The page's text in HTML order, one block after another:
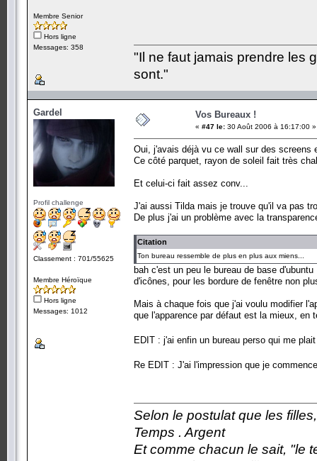
Membre Senior
Hors ligne
Messages: 358
"Il ne faut jamais prendre les
sont."
Gardel
Profil challenge
Classement : 701/55625
Membre Héroïque
Hors ligne
Messages: 1012
Vos Bureaux !
« #47 le: 30 Août 2006 à 16:17:00 »
Oui, j'avais déjà vu ce wall sur des screens
Ce côté parquet, rayon de soleil fait très
Et celui-ci fait assez conv...
J'ai aussi Tilda mais je trouve qu'il va pas
De plus j'ai un problème avec la
Citation
Ton bureau ressemble de plus en plus aux miens...
bah c'est un peu le bureau de base
d'icônes, pour les bordure de fenêtre non
Mais à chaque fois que j'ai voulu modifier
que l'apparence par défaut est la mieux, en
EDIT : j'ai enfin un bureau perso qui me
Re EDIT : J'ai l'impression que je
Selon le postulat que les
Temps . Argent
Et comme chacun le sait, "le